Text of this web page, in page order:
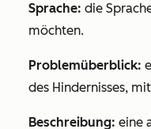
Sprache: die
möchten.
Problemüberblick:
des Hindernisses,
Beschreibung: eine